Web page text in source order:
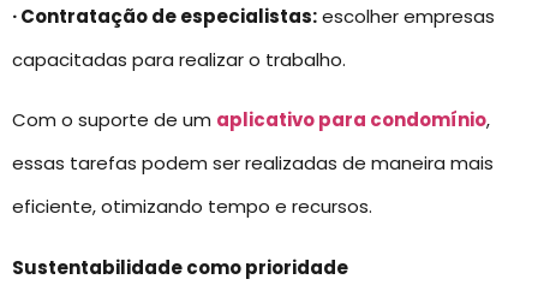
· Contratação de especialistas:escolher empresas
capacitadas para realizar o trabalho.
Com o suporte de um aplicativo para condomínio,
essas tarefas podem ser realizadas de maneira mais
eficiente, otimizando tempo e recursos.
Sustentabilidade como prioridade